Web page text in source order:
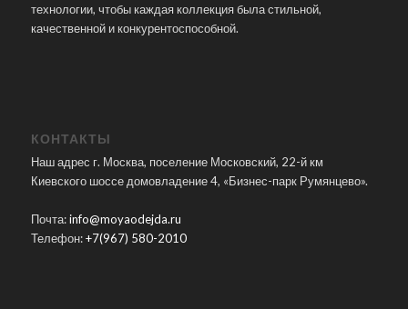
технологии, чтобы каждая коллекция была стильной,
качественной и конкурентоспособной.
КОНТАКТЫ
Наш адрес г. Москва, поселение Московский, 22-й км
Киевского шоссе домовладение 4, «Бизнес-парк Румянцево».
Почта:info@moyaodejda.ru
Телефон:+7(967) 580-2010